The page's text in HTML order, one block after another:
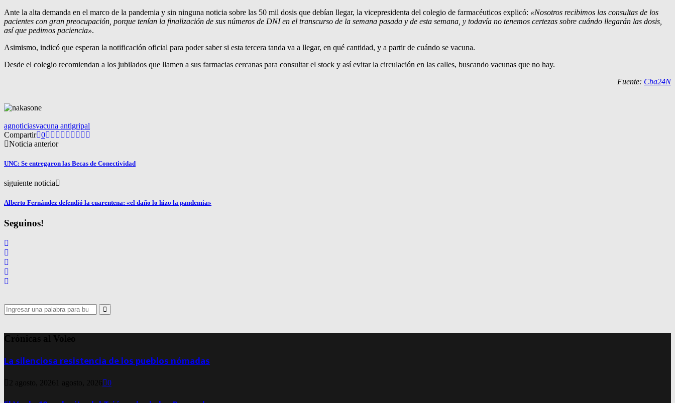
Ante la alta demanda en el marco de la pandemia y sin ninguna noticia sobre las 50 mil dosis que debían llegar, la vicepresidenta del colegio de farmacéuticos explicó: «Nosotros recibimos las consultas de los
pacientes con gran preocupación, porque tenían la finalización de sus números de DNI en el transcurso de la semana pasada y de esta semana, y todavía no tenemos certezas sobre cuándo llegarán las dosis,
así que pedimos paciencia».
Asimismo, indicó que esperan la notificación oficial para poder saber si esta tercera tanda va a llegar, en qué cantidad, y a partir de cuándo se vacuna.
Desde el colegio recomiendan a los jubilados que llamen a sus farmacias cercanas para consultar el stock y así evitar la circulación en las calles, buscando vacunas que no hay.
Fuente: Cba24N
agnoticiasvacuna antigripal
Compartir 0
Noticia anterior
UNC: Se entregaron las Becas de Conectividad
siguiente noticia
Alberto Fernández defendió la cuarentena: «el daño lo hizo la pandemia»
Seguinos!
Search
for:
Search
Crónicas al Voleo
La silenciosa resistencia de los pueblos nómadas
2 agosto, 2026 1 agosto, 2026 0